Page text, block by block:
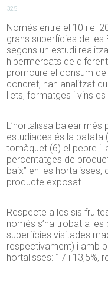
325
Només entre el 10 i el
grans superfícies de les
segons un estudi
hipermercats de
promoure el consum
concret, han analitzat
llets, formatges i vins es
L’hortalissa balear més
estudiades és la patata
tomàquet (6) el pebre i
percentatges de
baix” en les
producte exposat.
Respecte a les sis
només s’ha trobat a
superfícies visitades
respectivament) i amb
hortalisses: 17 i 13,5%,